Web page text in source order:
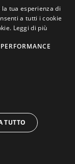
tua esperienza di
a tutti i cookie
Leggi di più
PERFORMANCE
TUTTO